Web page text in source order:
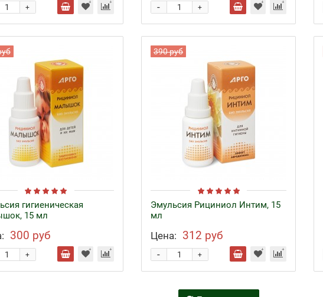
+ +
-
гигиеническая
15 мл
300 руб
+
390 руб
Эмульсия Рициниол Интим, 15
мл
Цена: 312 руб
+
-